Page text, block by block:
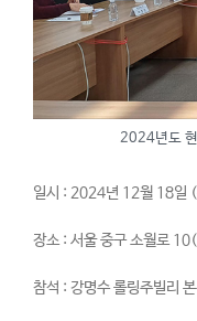
2024년도
일시 : 2024년 12월 18일
장소 : 서울 중구 소월로
참석 : 강명수 롤링주빌리